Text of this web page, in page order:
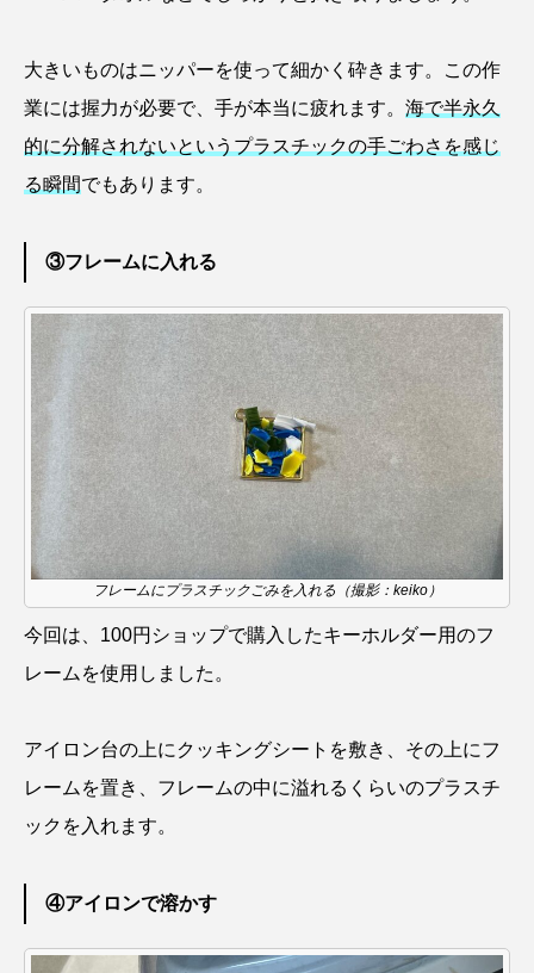
ナンヨウマンタ ニギス ニシキアナゴ
ニシキフウライウオ ニシシマドジョウ
ニフレル ニホンカワウソ
ニホンナマズ ニュウドウカジカ
ヌノサラシ ヌマガエル ヌマムツ
ネコギギ ネコザメ ノコギリダイ
ノロゲンゲ ハス ハゼ ハタタテダイ
ハタハタ ハダカゾウクラゲ ハナゴンドウ
ハナシャコ ハナダイ ハナビラウオ
ハナミノカサゴ
バンドウイルカ ヒゲソリダイ ヒゲダイ
ヒドラ
ビワマス ピラルクー
フエダイ フエフキダイ フグ フナ
大きいものはニッパーを使って細かく砕きます。この作
業には握力が必要で、手が本当に疲れます。 海で半永久
的に分解されないというプラスチックの手ごわさを感じ
る瞬間でもあります。
③フレームに入れる
フレームにプラスチックごみを入れる（撮影：keiko）
今回は、100円ショップで購入したキーホルダー用のフ
レームを使用しました。
アイロン台の上にクッキングシートを敷き、その上にフ
レームを置き、フレームの中に溢れるくらいのプラスチ
ックを入れます。
④アイロンで溶かす